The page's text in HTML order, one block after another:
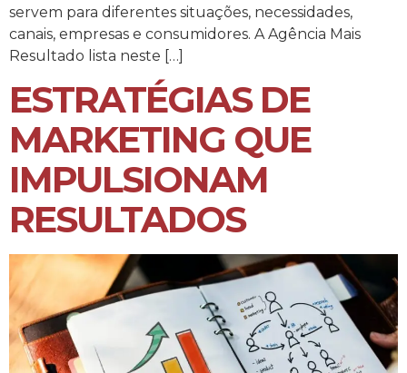
servem para diferentes situações, necessidades,
canais, empresas e consumidores. A Agência Mais
Resultado lista neste […]
ESTRATÉGIAS DE
MARKETING QUE
IMPULSIONAM
RESULTADOS